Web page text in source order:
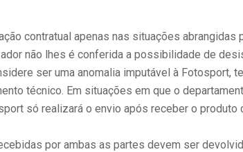
contratual apenas nas situações abrangidas
não lhes é conferida a possibilidade de
ser uma anomalia imputável à
técnico. Em situações em que o
só realizará o envio após receber o
por ambas as partes devem ser